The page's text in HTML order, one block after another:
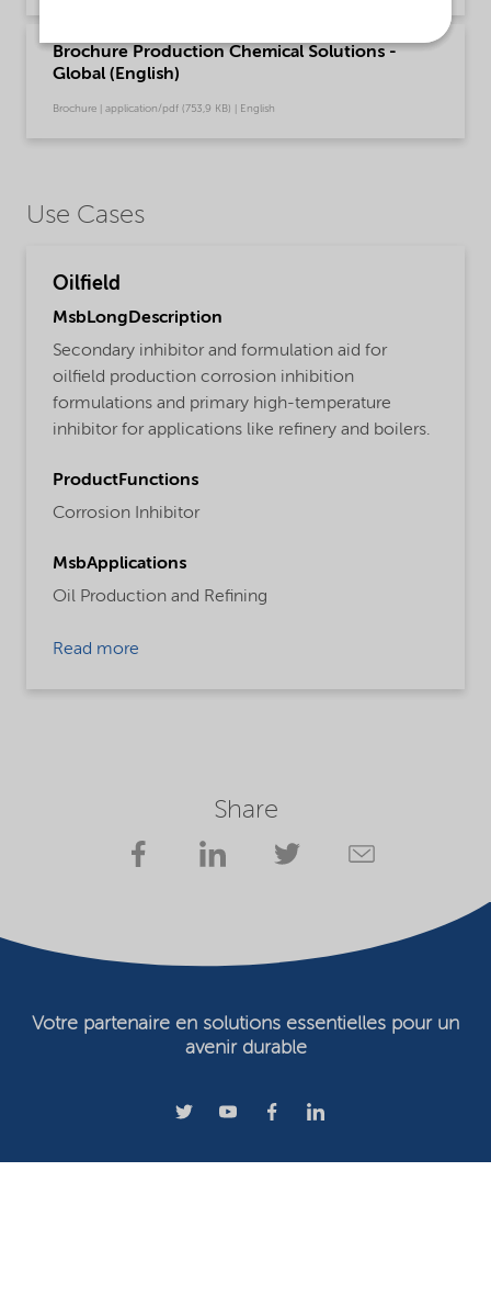
Brochure Production Chemical Solutions -
Global (English)
Brochure | application/pdf (753,9 KB) | English
Use Cases
Oilfield
MsbLongDescription
Secondary inhibitor and formulation aid for
oilfield production corrosion inhibition
formulations and primary high-temperature
inhibitor for applications like refinery and boilers.
ProductFunctions
Corrosion Inhibitor
MsbApplications
Oil Production and Refining
Read more
Share
Votre partenaire en solutions essentielles pour un
avenir durable